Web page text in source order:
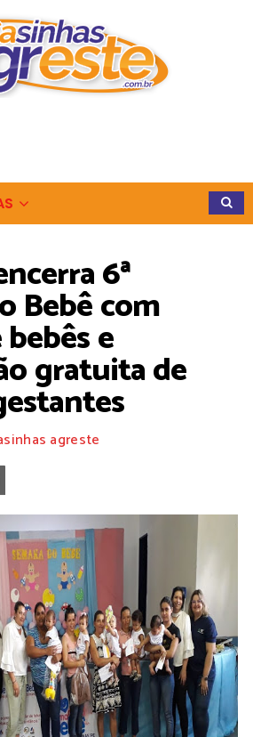
6ª
Bebê com
e
gratuita de
agreste